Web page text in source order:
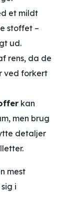
et mildt
stoffet –
ud.
rens, da de
ved forkert
kan
men brug
detaljer
mest
i